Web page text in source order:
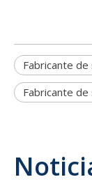
Fabricante de
Fabricante de